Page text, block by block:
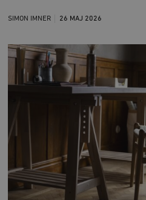
SIMON IMNER 26 MAJ 2026